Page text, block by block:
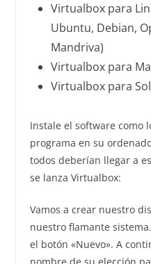
Virtualbox para
Ubuntu, Debian,
Mandriva)
Virtualbox para
Virtualbox para
Instale el software como
programa en su
todos deberían llegar a
se lanza Virtualbox:
Vamos a crear nuestro
nuestro flamante
el botón «Nuevo». A